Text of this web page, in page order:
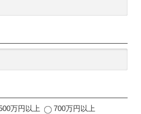
万円以上
700万円以上